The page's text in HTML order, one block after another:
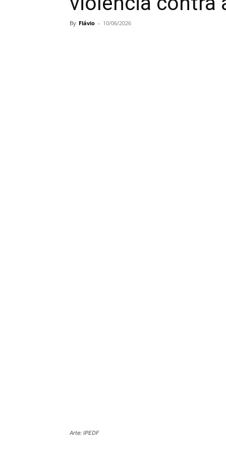
By Flávio - 10/06/2026
Arte: IPEDF